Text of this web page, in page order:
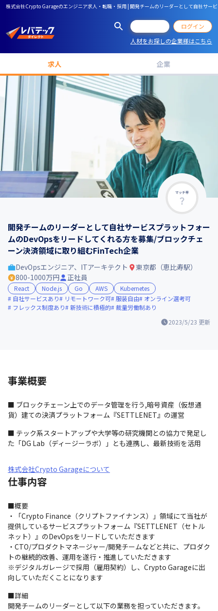
株式会社Crypto Garageのエンジニア求人・転職・採用 | 開発チームのリーダーとして自社サ
ログイン
人材をお探しの企業様はこちら
求人 企業
マッチ率
開発チームのリーダーとして自社サービスプラットフォー
ムのDevOpsをリードしてくれる方を募集/ブロックチェ
ーン決済領域に取り組むFinTech企業
2023/5/23 更新
DevOpsエンジニア、ITアーキテクト
東京都（恵比寿駅）
800-1000万円
正社員
React Node.js Go AWS
Kubernetes
自社サービスあり
リモートワーク可 服装自由
オンライン選考可
フレックス制度あり
新技術に積極的 裁量労働制あり
事業概要
■ ブロックチェーン上でのデータ管理を行う,暗号資産（仮想通
貨）建ての決済プラットフォーム『SETTLENET』の運営
■ テック系スタートアップや大学等の研究機関との協力で発足し
た「DG Lab（ディージーラボ）」とも連携し、最新技術を活用
株式会社Crypto Garageについて
仕事内容
■概要
・「Crypto Finance（クリプトファイナンス）」領域にて当社が
提供しているサービスプラットフォーム『SETTLENET（セトル
ネット）』のDevOpsをリードしていただきます
・CTO/プロダクトマネージャー/開発チームなどと共に、プロダク
トの継続的改善、運用を遂行・推進していただきます
※デジタルガレージで採用（雇用契約）し、Crypto Garageに出
向していただくことになります
■詳細
開発チームのリーダーとして以下の業務を担っていただきます。